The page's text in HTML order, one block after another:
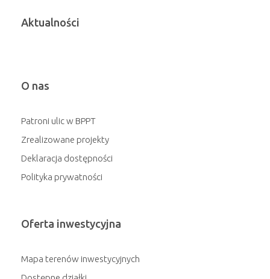
Aktualności
O nas
Patroni ulic w BPPT
Zrealizowane projekty
Deklaracja dostępności
Polityka prywatności
Oferta inwestycyjna
Mapa terenów inwestycyjnych